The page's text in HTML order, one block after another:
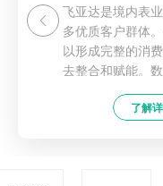
飞亚达是境内表
多优质客户群体
以形成完整的消
去整合和赋能。
段的精准营销以
了解